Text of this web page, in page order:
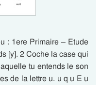
: 1ere Primaire – Etude
[y]. 2 Coche la case qui
tu entends le son
de la lettre u. u q u E u